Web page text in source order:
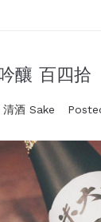
釀 百四拾
清酒 Sake